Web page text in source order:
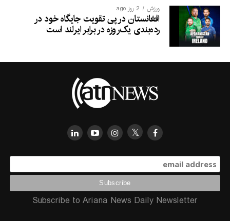
ورزش 2 روز ago
افغانستان در پی تقویت جایگاه خود در
رده‌بندی یک‌روزه در برابر ایرلند است
Subscribe to Ariana News Daily Newsletter